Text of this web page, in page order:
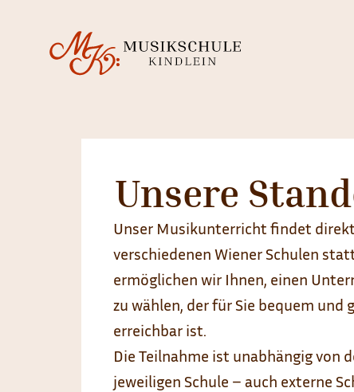
Unsere
Unser Musikunterricht findet
verschiedenen Wiener Schulen
ermöglichen wir Ihnen, einen
zu wählen, der für Sie bequem und
erreichbar ist.
Die Teilnahme ist unabhängig von
jeweiligen Schule – auch externe